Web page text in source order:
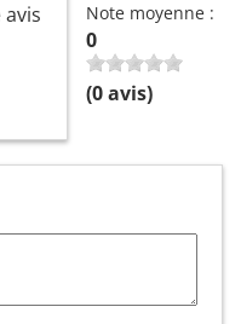
Note moyenne :
0
(0avis)